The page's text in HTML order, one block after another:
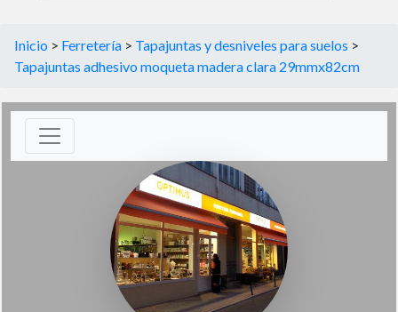
Inicio > Ferretería > Tapajuntas y desniveles para suelos >
Tapajuntas adhesivo moqueta madera clara 29mmx82cm